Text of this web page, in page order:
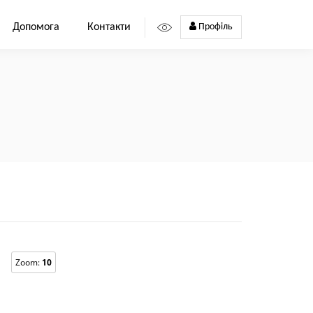
Допомога Контакти Профіль
Zoom: 10